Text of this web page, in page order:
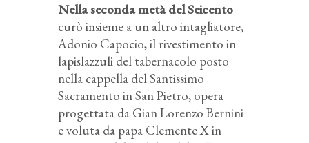
Nella seconda metà del Seicento
curò insieme a un altro intagliatore,
Adonio Capocio, il rivestimento in
lapislazzuli del tabernacolo posto
nella cappella del Santissimo
Sacramento in San Pietro, opera
progettata da Gian Lorenzo Bernini
e voluta da papa Clemente X in